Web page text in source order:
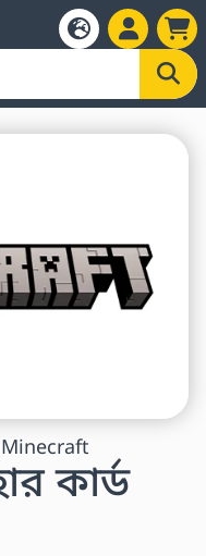
Minecraft
কার্ড